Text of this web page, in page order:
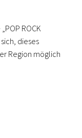
ROCK
dieses
Region möglich